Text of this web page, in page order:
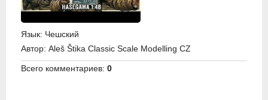
Язык: Чешский
Автор: Aleš Štika Classic Scale Modelling CZ
Всего комментариев: 0